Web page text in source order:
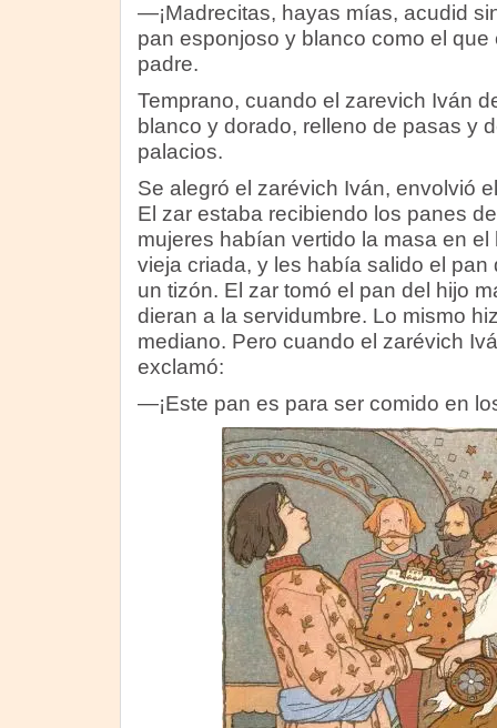
—¡Madrecitas, hayas mías, acudid
pan esponjoso y blanco como el
padre.
Temprano, cuando el zarevich Iván
blanco y dorado, relleno de pasas y
palacios.
Se alegró el zarévich Iván, envolvió
El zar estaba recibiendo los panes
mujeres habían vertido la masa en
vieja criada, y les había salido el
un tizón. El zar tomó el pan del hijo
dieran a la servidumbre. Lo mismo
mediano. Pero cuando el zarévich
exclamó:
—¡Este pan es para ser comido en